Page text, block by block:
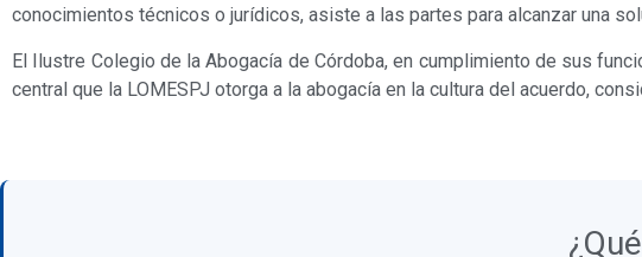
conocimientos técnicos o jurídicos, asiste a las partes para alcanzar una
El Ilustre Colegio de la Abogacía de Córdoba, en cumplimiento de sus
central que la LOMESPJ otorga a la abogacía en la cultura del acuerdo,